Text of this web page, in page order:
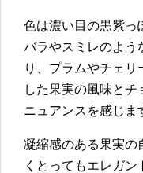
色は濃い目の黒紫っ
バラやスミレのよう
り、プラムやチェ
した果実の風味とチ
ニュアンスを感じま
凝縮感のある果実の
くとってもエレガン